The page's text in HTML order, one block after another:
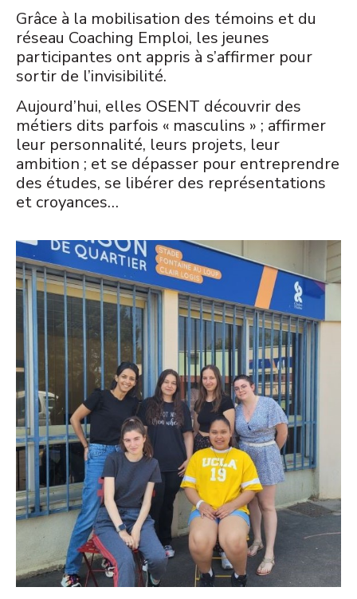
Grâce à la mobilisation des témoins et du
réseau Coaching Emploi, les jeunes
participantes ont appris à s’affirmer pour
sortir de l’invisibilité.
Aujourd’hui, elles OSENT découvrir des
métiers dits parfois « masculins » ; affirmer
leur personnalité, leurs projets, leur
ambition ; et se dépasser pour entreprendre
des études, se libérer des représentations
et croyances…